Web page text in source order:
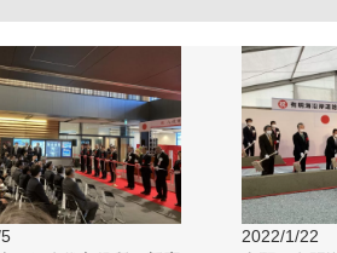
2022/1/22